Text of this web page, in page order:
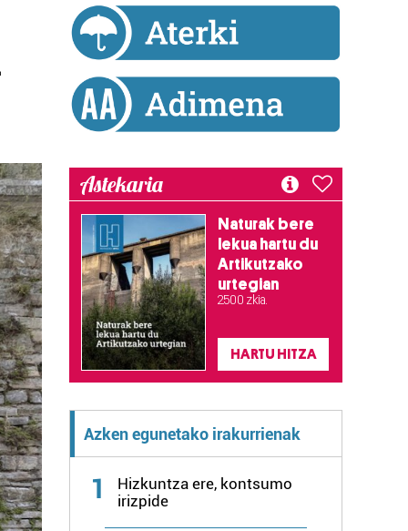
Astekaria
Naturak bere
lekua hartu du
Artikutzako
urtegian
2.500 zkia.
HARTU HITZA
Azken egunetako irakurrienak
1
Hizkuntza ere, kontsumo
irizpide